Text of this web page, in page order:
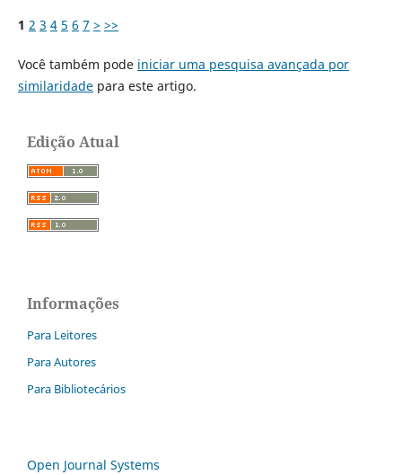
1 2 3 4 5 6 7 > >>
Você também pode iniciar uma pesquisa avançada por
similaridadepara este artigo.
Edição Atual
Informações
Para Leitores
Para Autores
Para Bibliotecários
Open Journal Systems